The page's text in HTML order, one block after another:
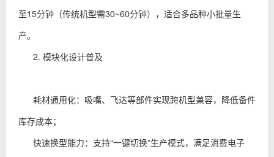
至15分钟（传统机型需30~60分钟），适合多品种小批量生
产。
2. 模块化设计普及
耗材通用化：吸嘴、飞达等部件实现跨机型兼容，降低备件
库存成本；
快速换型能力：支持“一键切换”生产模式，满足消费电子